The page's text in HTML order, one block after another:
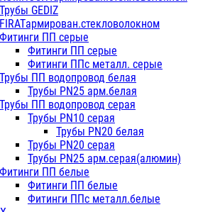
Трубы GEDIZ
FIRATармирован.стекловолокном
Фитинги ПП серые
Фитинги ПП серые
Фитинги ППс металл. серые
Трубы ПП водопровод белая
Трубы PN25 арм.белая
Трубы ПП водопровод серая
Трубы PN10 серая
Трубы PN20 белая
Трубы PN20 серая
Трубы PN25 арм.серая(алюмин)
Фитинги ПП белые
Фитинги ПП белые
Фитинги ППс металл.белые